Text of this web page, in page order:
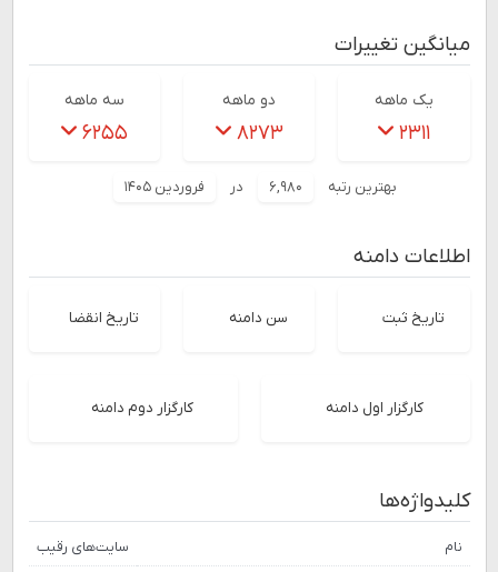
میانگین تغییرات
یک ماهه
۲۳۱۱
دو ماهه
۸۲۷۳
سه ماهه
۶۲۵۵
بهترین رتبه ۶,۹۸۰ در فروردین ۱۴۰۵
اطلاعات دامنه
تاریخ ثبت سن دامنه تاریخ انقضا
کارگزار اول دامنه کارگزار دوم دامنه
کلیدواژه‌ها
نام سایت‌های رقیب